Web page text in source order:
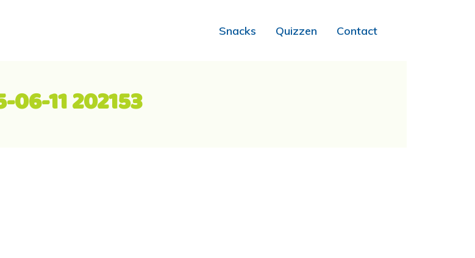
Snacks Quizzen Contact
11 202153